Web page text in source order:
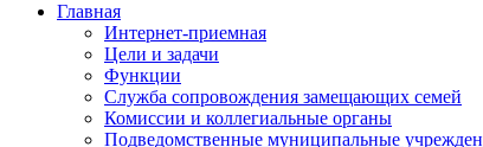
Главная
Интернет-приемная
Цели и задачи
Функции
Служба сопровождения замещающих семей
Комиссии и коллегиальные органы
Подведомственные муниципальные